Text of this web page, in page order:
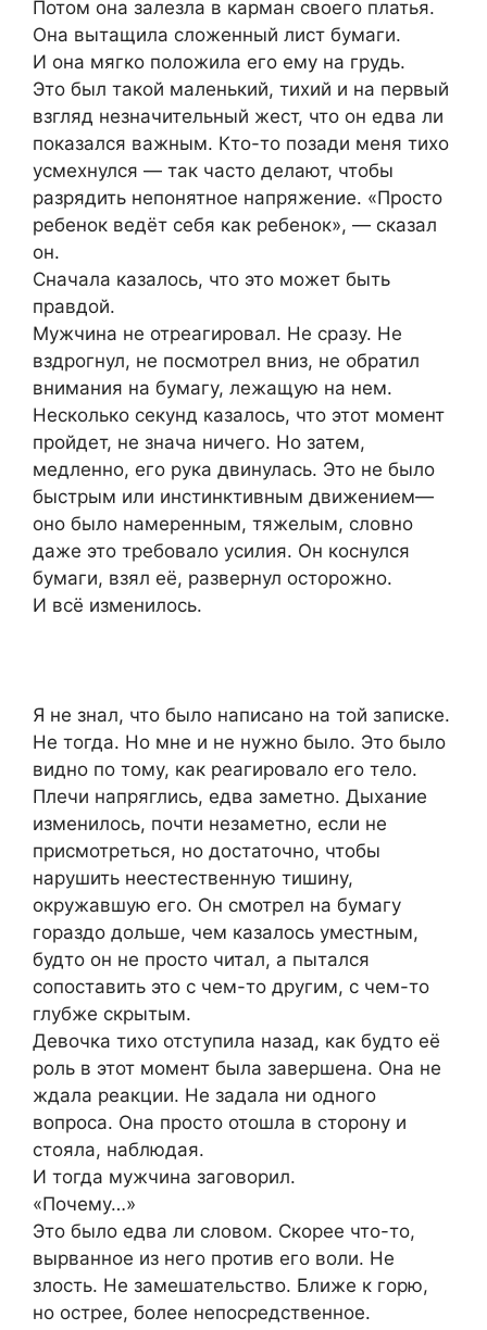
Потом она залезла в карман своего платья.
Она вытащила сложенный лист бумаги.
И она мягко положила его ему на грудь.
Это был такой маленький, тихий и на первый
взгляд незначительный жест, что он едва ли
показался важным. Кто-то позади меня тихо
усмехнулся — так часто делают, чтобы
разрядить непонятное напряжение. «Просто
ребенок ведёт себя как ребенок», — сказал
он.
Сначала казалось, что это может быть
правдой.
Мужчина не отреагировал. Не сразу. Не
вздрогнул, не посмотрел вниз, не обратил
внимания на бумагу, лежащую на нем.
Несколько секунд казалось, что этот момент
пройдет, не знача ничего. Но затем,
медленно, его рука двинулась. Это не было
быстрым или инстинктивным движением—
оно было намеренным, тяжелым, словно
даже это требовало усилия. Он коснулся
бумаги, взял её, развернул осторожно.
И всё изменилось.
Я не знал, что было написано на той записке.
Не тогда. Но мне и не нужно было. Это было
видно по тому, как реагировало его тело.
Плечи напряглись, едва заметно. Дыхание
изменилось, почти незаметно, если не
присмотреться, но достаточно, чтобы
нарушить неестественную тишину,
окружавшую его. Он смотрел на бумагу
гораздо дольше, чем казалось уместным,
будто он не просто читал, а пытался
сопоставить это с чем-то другим, с чем-то
глубже скрытым.
Девочка тихо отступила назад, как будто её
роль в этот момент была завершена. Она не
ждала реакции. Не задала ни одного
вопроса. Она просто отошла в сторону и
стояла, наблюдая.
И тогда мужчина заговорил.
«Почему…»
Это было едва ли словом. Скорее что-то,
вырванное из него против его воли. Не
злость. Не замешательство. Ближе к горю,
но острее, более непосредственное.